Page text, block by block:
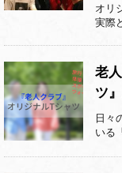
オリ
実際
老
ツ
日々
いる